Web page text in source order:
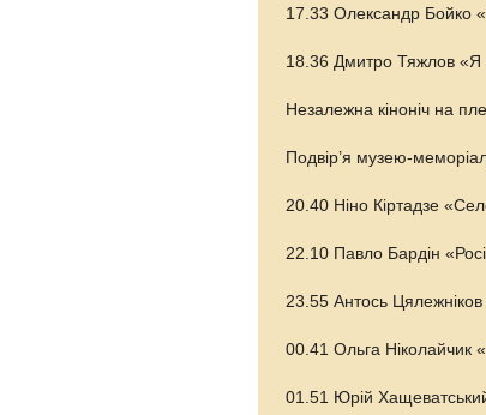
17.33 Олександр Бойко
18.36 Дмитро Тяжлов «Я
Незалежна кіноніч на
Подвір’я музею-
20.40 Ніно Кіртадзе
22.10 Павло Бардін
23.55 Антось Цялежніков
00.41 Ольга Ніколайчик
01.51 Юрій